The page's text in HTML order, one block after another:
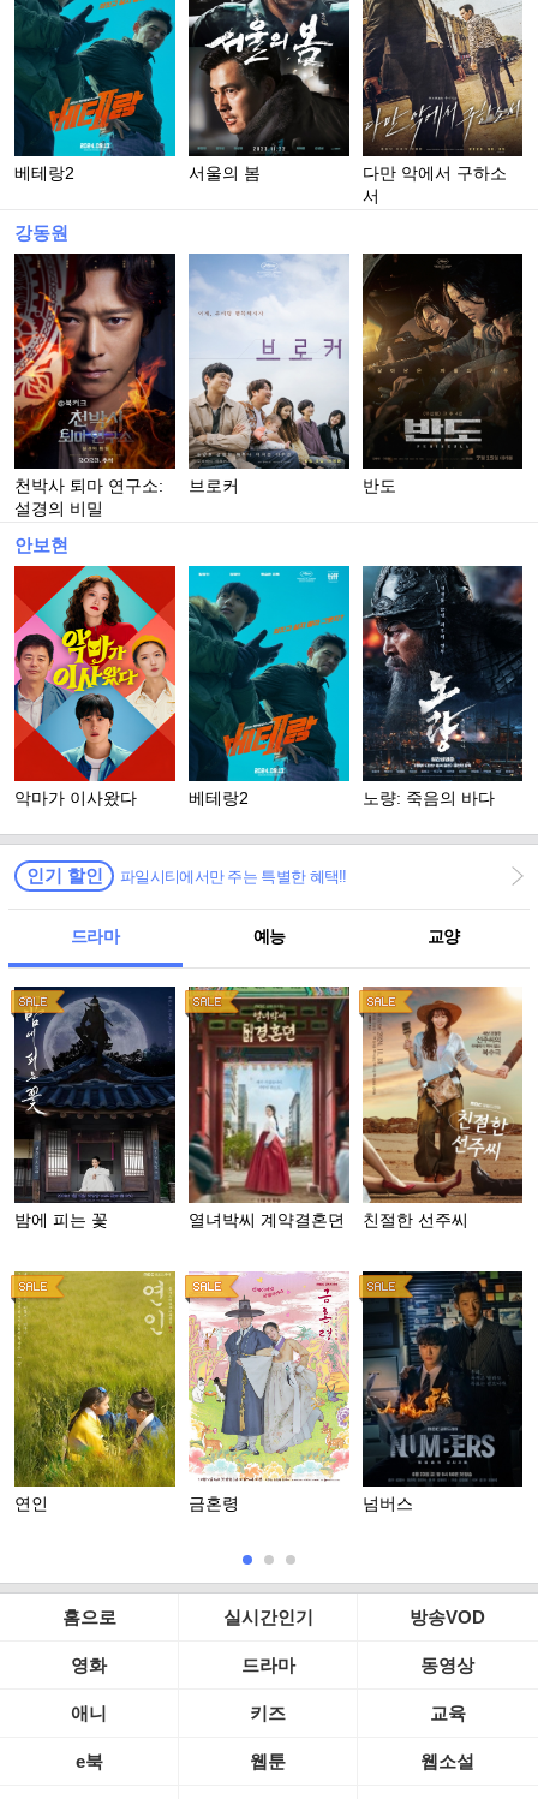
베테랑2 서울의 봄
다만 악에서 구하소
서
강동원
천박사 퇴마 연구소:
설경의 비밀
브로커 반도
안보현
악마가 이사왔다 베테랑2 노량: 죽음의 바다
인기 할인 파일시티에서만 주는 특별한 혜택!!
드라마 예능 교양
밤에 피는 꽃 열녀박씨 계약결혼뎐 친절한 선주씨
연인 금혼령 넘버스
홈으로 실시간인기 방송VOD
영화 드라마 동영상
애니 키즈 교육
e북 웹툰 웹소설